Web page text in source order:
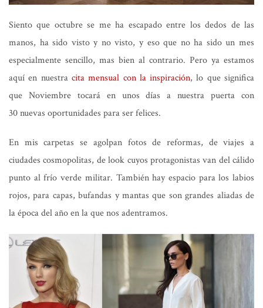
Siento que octubre se me ha escapado entre los dedos de las
manos, ha sido visto y no visto, y eso que no ha sido un mes
especialmente sencillo, mas bien al contrario. Pero ya estamos
aquí en nuestra cita mensual con la inspiración, lo que significa
que Noviembre tocará en unos días a nuestra puerta con
30 nuevas oportunidades para ser felices.
En mis carpetas se agolpan fotos de reformas, de viajes a
ciudades cosmopolitas, de look cuyos protagonistas van del cálido
punto al frío verde militar. También hay espacio para los labios
rojos, para capas, bufandas y mantas que son grandes aliadas de
la época del año en la que nos adentramos.